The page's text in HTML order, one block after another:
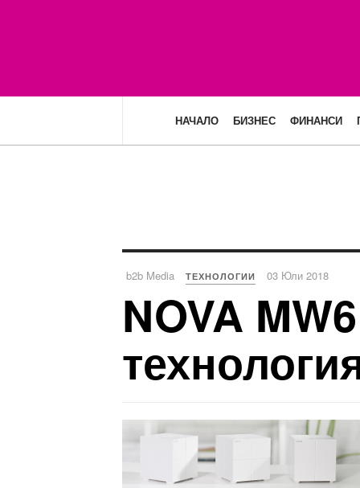
НАЧАЛО БИЗНЕС ФИНАНСИ
b2b Media ТЕХНОЛОГИИ 03 Юли 2018
NOVA